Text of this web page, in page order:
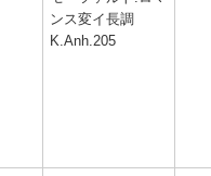
ンス変イ長調
K.Anh.205